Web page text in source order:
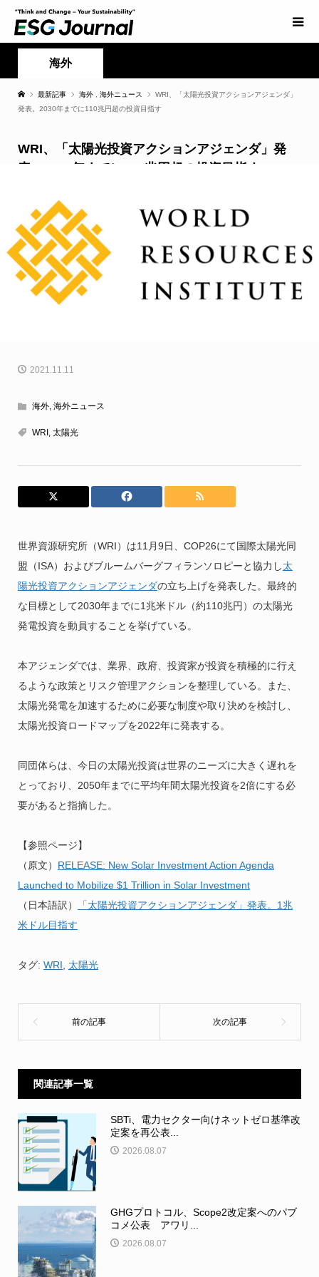
海外
最新記事 海外 海外ニュース
WRI、「太陽光投資アクションアジェンダ」
発表。2030年までに110兆円超の投資目指す
WRI、「太陽光投資アクションアジェンダ」発
表。2030年までに110兆円超の投資目指す
2021.11.11
海外, 海外ニュース
WRI, 太陽光
世界資源研究所（WRI）は11月9日、COP26にて国際太陽光同
盟（ISA）およびブルームバーグフィランソロピーと協力し太
陽光投資アクションアジェンダの立ち上げを発表した。最終的
な目標として2030年までに1兆米ドル（約110兆円）の太陽光
発電投資を動員することを挙げている。
本アジェンダでは、業界、政府、投資家が投資を積極的に行え
るような政策とリスク管理アクションを整理している。また、
太陽光発電を加速するために必要な制度や取り決めを検討し、
太陽光投資ロードマップを2022年に発表する。
同団体らは、今日の太陽光投資は世界のニーズに大きく遅れを
とっており、2050年までに平均年間太陽光投資を2倍にする必
要があると指摘した。
【参照ページ】
（原文） RELEASE: New Solar Investment Action Agenda
Launched to Mobilize $1 Trillion in Solar Investment
（日本語訳）
「太陽光投資アクションアジェンダ」発表。1兆
米ドル目指す
タグ: WRI 太陽光
関連記事一覧
SBTi、電力セクター向けネットゼロ基準改
定案を再公表...
2026.08.07
GHGプロトコル、Scope2改定案へのパブ
コメ公表 アワリ...
2026.08.07